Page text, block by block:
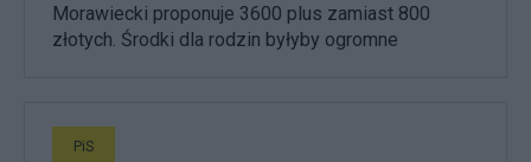
Morawiecki proponuje 3600 plus zamiast 800
złotych. Środki dla rodzin byłyby ogromne
PiS